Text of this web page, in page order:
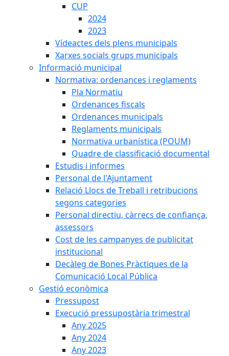
CUP
2024
2023
Vídeactes dels plens municipals
Xarxes socials grups municipals
Informació municipal
Normativa: ordenances i reglaments
Pla Normatiu
Ordenances fiscals
Ordenances municipals
Reglaments municipals
Normativa urbanística (POUM)
Quadre de classificació documental
Estudis i informes
Personal de l'Ajuntament
Relació Llocs de Treball i retribucions
segons categories
Personal directiu, càrrecs de confiança,
assessors
Cost de les campanyes de publicitat
institucional
Decàleg de Bones Pràctiques de la
Comunicació Local Pública
Gestió econòmica
Pressupost
Execució pressupostària trimestral
Any 2025
Any 2024
Any 2023